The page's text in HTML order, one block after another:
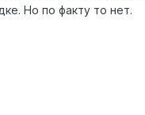
Но по факту то нет.